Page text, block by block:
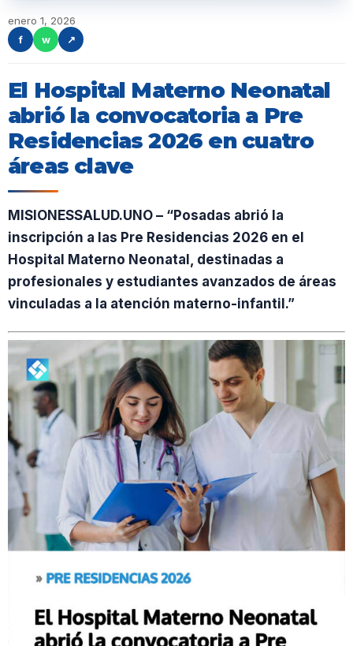
enero 1, 2026
f
w ↗
El Hospital Materno Neonatal
abrió la convocatoria a Pre
Residencias 2026 en cuatro
áreas clave
MISIONESSALUD.UNO – “Posadas abrió la
inscripción a las Pre Residencias 2026 en el
Hospital Materno Neonatal, destinadas a
profesionales y estudiantes avanzados de áreas
vinculadas a la atención materno-infantil.”